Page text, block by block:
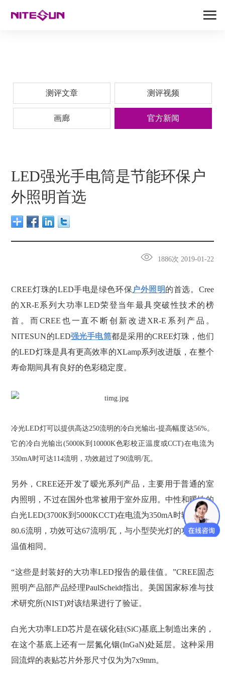
测评文章 测评视频
画廊 官方新闻
LED强光手电筒是节能环保户
外照明首选
1886次 2019-01-22
CREE灯珠的LED手电是绿色环保 户外照明的首选。Cree
的XR-E系列大功率LED荣登当年最具突破性技术的榜
首。而CREE也一直不断创新改进XR-E系列产品。
NITESUN的LED强光手电筒都是采用的CREE灯珠，他们
的LED灯珠是具有更高效率的XLamp系列改进版，在整个
寿命期间具有良好的色彩稳定度。
冷光LED灯可以提供高达250流明的冷白光输出-提高幅度达56%。
它的冷白光输出(5000K到10000K色彩校正温度或CCT)在电流为
350mA时可达114流明，功效超过了90流明/瓦。
另外，CREE还开发了暧光系列产品，主要用于普通的室
内照明，不过在国外也常被用于室外应用。中性和暖性的
白光LED(3700K到5000KCCT)在电流为350mA时输出高达
80.6流明，功效可达67流明/瓦，与小型荧光灯的功效和色
温值相同。
“这些是封装好的大功率LED报告的最佳值。”CREE固态
照明产品部产品经理PaulScheidt指出。美国国家标准与技
术研究所(NIST)对该结果进行了验证。
白光大功率LED芯片是在碳化硅(SiC)基底上制造出来的，
在这个基底上还有一层氮化铟(InGaN)处延层。这种采用
回流焊的表贴芯片外形尺寸仅为为7x9mm。